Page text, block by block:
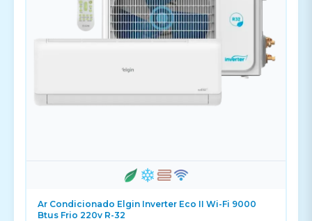
Ar Condicionado Elgin Inverter Eco II Wi-Fi 9000
Btus Frio 220v R-32